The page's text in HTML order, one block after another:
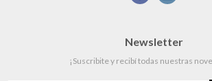
Newsletter
¡Suscribite y recibí todas nuestras